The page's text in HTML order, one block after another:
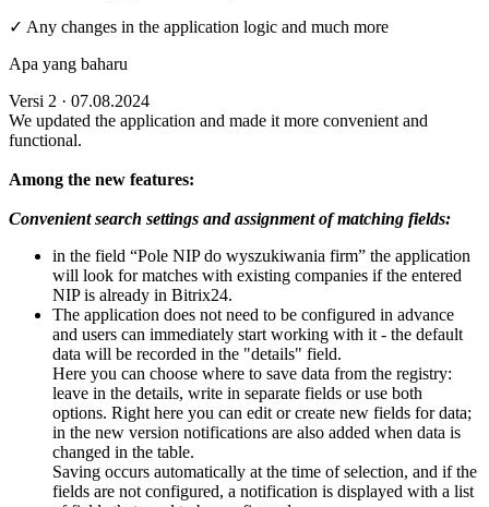
✓ Any changes in the application logic and much more
Apa yang baharu
Versi 2 · 07.08.2024
We updated the application and made it more convenient and
functional.
Among the new features:
Convenient search settings and assignment of matching fields:
in the field “Pole NIP do wyszukiwania firm” the application
will look for matches with existing companies if the entered
NIP is already in Bitrix24.
The application does not need to be configured in advance
and users can immediately start working with it - the default
data will be recorded in the "details" field.
Here you can choose where to save data from the registry:
leave in the details, write in separate fields or use both
options. Right here you can edit or create new fields for data;
in the new version notifications are also added when data is
changed in the table.
Saving occurs automatically at the time of selection, and if the
fields are not configured, a notification is displayed with a list